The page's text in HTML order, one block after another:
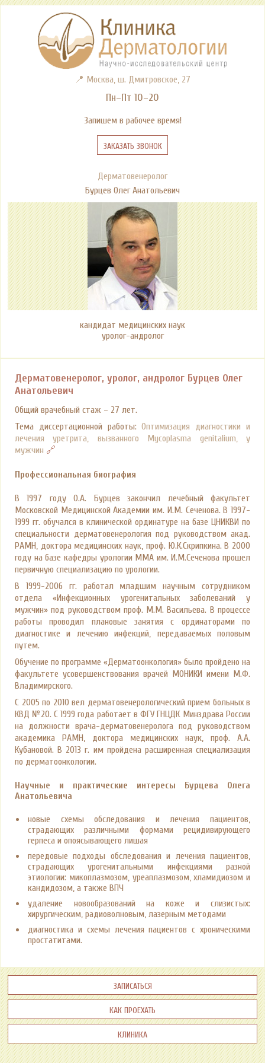
📍 Москва, ш. Дмитровское, 27
Пн–Пт 10–20
Запишем в рабочее время!
Заказать звонок
Дерматовенеролог
Бурцев Олег Анатольевич
кандидат медицинских наук
уролог-андролог
Дерматовенеролог, уролог, андролог Бурцев Олег
Анатольевич
Общий врачебный стаж – 27 лет.
Тема диссертационной работы:Оптимизация диагностики и
лечения уретрита, вызванного Mycoplasma genitalium, у
мужчин 🔗
Профессиональная биография
В 1997 году О.А. Бурцев закончил лечебный факультет
Московской Медицинской Академии им. И.М. Сеченова. В 1997-
1999 гг. обучался в клинической ординатуре на базе ЦНИКВИ по
специальности дерматовенерология под руководством акад.
РАМН, доктора медицинских наук, проф. Ю.К.Скрипкина. В 2000
году на базе кафедры урологии ММА им. И.М.Сеченова прошел
первичную специализацию по урологии.
В 1999-2006 гг. работал младшим научным сотрудником
отдела «Инфекционных урогенитальных заболеваний у
мужчин» под руководством проф. М.М. Васильева. В процессе
работы проводил плановые занятия с ординаторами по
диагностике и лечению инфекций, передаваемых половым
путем.
Обучение по программе «Дерматоонкология» было пройдено на
факультете усовершенствования врачей МОНИКИ имени М.Ф.
Владимирского.
С 2005 по 2010 вел дерматовенерологический прием больных в
КВД №20. С 1999 года работает в ФГУ ГНЦДК Минздрава России
на должности врача-дерматовенеролога под руководством
академика РАМН, доктора медицинских наук, проф. А.А.
Кубановой. В 2013 г. им пройдена расширенная специализация
по дерматоонкологии.
Научные и практические интересы Бурцева Олега
Анатольевича
новые схемы обследования и лечения пациентов,
страдающих различными формами рецидивирующего
герпеса и опоясывающего лишая
передовые подходы обследования и лечения пациентов,
страдающих урогенитальными инфекциями разной
этиологии: микоплазмозом, уреаплазмозом, хламидиозом и
кандидозом, а также ВПЧ
удаление новообразований на коже и слизистых:
хирургическим, радиоволновым, лазерным методами
диагностика и схемы лечения пациентов с хроническими
простатитами.
Записаться
Как проехать
Клиника